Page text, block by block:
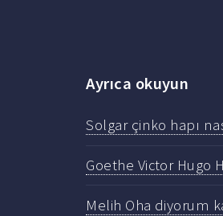
Ayrıca okuyun
Solgar çinko hapı
Goethe Victor Hugo
Melih Oha diyorum